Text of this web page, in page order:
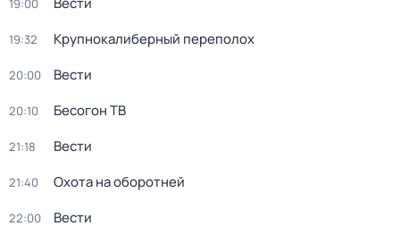
19:00
19:32 Крупнокалиберный переполох
20:00 Вести
20:10 Бесогон ТВ
21:18 Вести
21:40 Охота на оборотней
22:00 Вести